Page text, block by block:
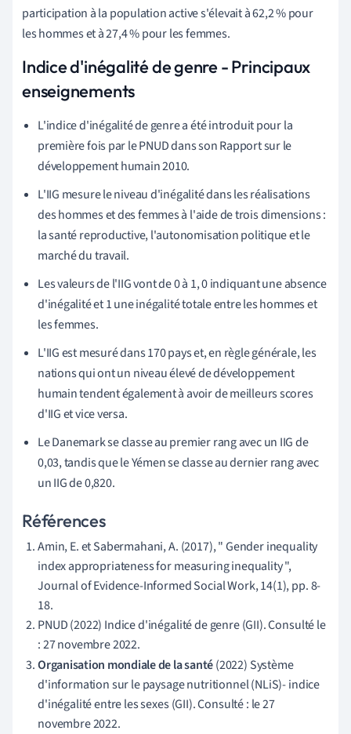
participation à la population active s'élevait à 62,2 % pour
les hommes et à 27,4 % pour les femmes.
Indice d'inégalité de genre - Principaux
enseignements
L'indice d'inégalité de genre a été introduit pour la
première fois par le PNUD dans son Rapport sur le
développement humain 2010.
L'IIG mesure le niveau d'inégalité dans les réalisations
des hommes et des femmes à l'aide de trois dimensions :
la santé reproductive, l'autonomisation politique et le
marché du travail.
Les valeurs de l'IIG vont de 0 à 1, 0 indiquant une absence
d'inégalité et 1 une inégalité totale entre les hommes et
les femmes.
L'IIG est mesuré dans 170 pays et, en règle générale, les
nations qui ont un niveau élevé de développement
humain tendent également à avoir de meilleurs scores
d'IIG et vice versa.
Le Danemark se classe au premier rang avec un IIG de
0,03, tandis que le Yémen se classe au dernier rang avec
un IIG de 0,820.
Références
Amin, E. et Sabermahani, A. (2017), " Gender inequality
index appropriateness for measuring inequality ",
Journal of Evidence-Informed Social Work, 14(1), pp. 8-
18.
PNUD (2022) Indice d'inégalité de genre (GII). Consulté le
: 27 novembre 2022.
Organisation mondiale de la santé(2022) Système
d'information sur le paysage nutritionnel (NLiS)- indice
d'inégalité entre les sexes (GII). Consulté : le 27
novembre 2022.